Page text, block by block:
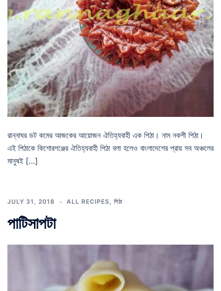
রান্নাঘর ডট কমের আজকের আয়োজন ঐতিহ্যবাহী এক পিঠা। নাম নকশী পিঠা।
এই পিঠাকে কিশোরগঞ্জের ঐতিহ্যবাহী পিঠা বলা হলেও বাংলাদেশের প্রায় সব অঞ্চলের
মানুষই […]
JULY 31, 2018 ALL RECIPES, পিঠা
পাটিসাপটা